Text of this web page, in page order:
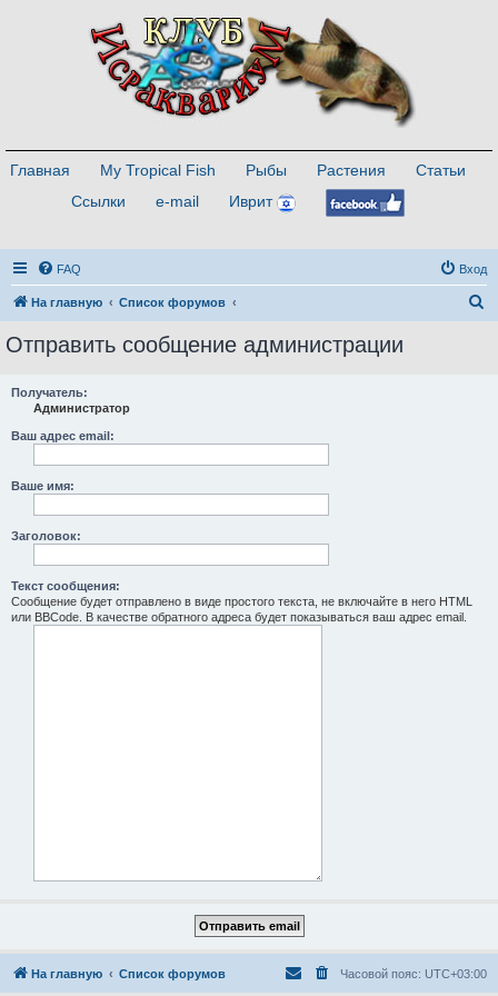
Главная My Tropical Fish Рыбы Растения
Статьи
Ссылки
e-mail Иврит
FAQ Вход
На главную Список форумов
Отправить сообщение администрации
Получатель:
Администратор
Ваш адрес email:
Ваше имя:
Заголовок:
Текст сообщения:
Сообщение будет отправлено в виде простого текста, не включайте в него HTML
или BBCode. В качестве обратного адреса будет показываться ваш адрес email.
На главную Список форумов Часовой пояс: UTC+03:00